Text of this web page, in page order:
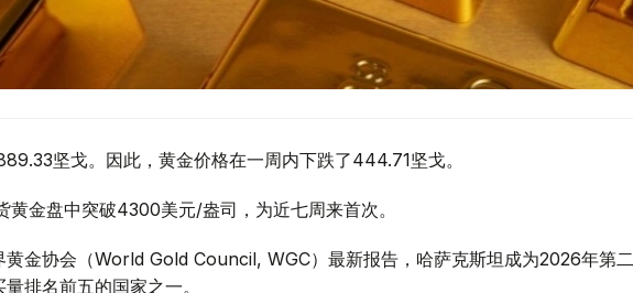
坚戈。因此，黄金价格在一周内下跌了444.71坚戈。
黄金盘中突破4300美元/盎司，为近七周来首次。
黄金协会（World Gold Council, WGC）最新报告，哈萨克斯坦成为2026年第二
排名前五的国家之一。